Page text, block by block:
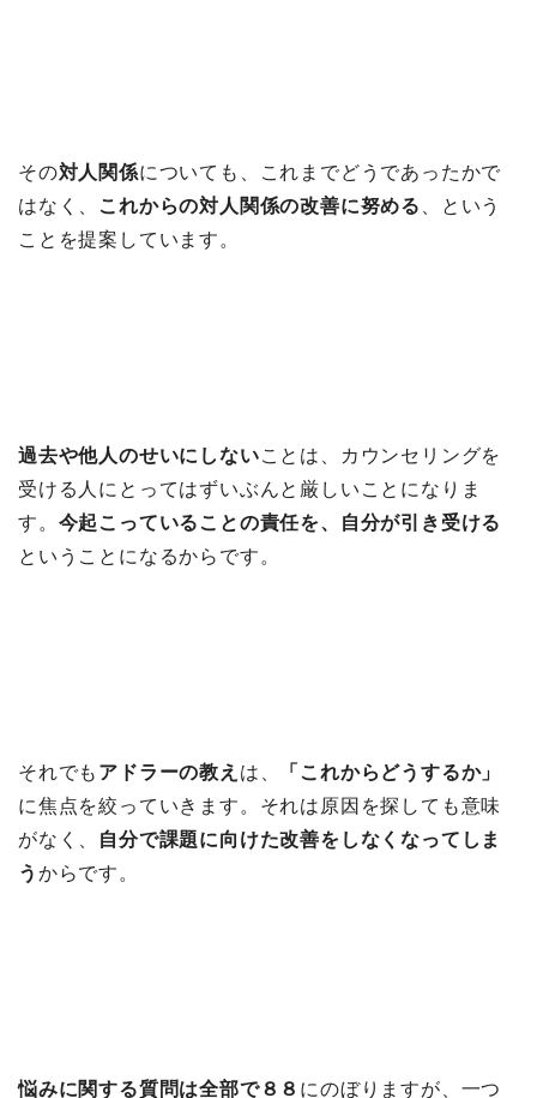
その対人関係についても、これまでどうであったかで
はなく、
これからの対人関係の改善に努める
、という
ことを提案しています。
過去や他人のせいにしないことは、カウンセリングを
受ける人にとってはずいぶんと厳しいことになりま
す。 今起こっていることの責任を、自分が引き受ける
ということになるからです。
それでも アドラーの教え は、
「これからどうするか」
に焦点を絞っていきます。それは原因を探しても意味
がなく、
自分で課題に向けた改善をしなくなってしま
う からです。
悩みに関する質問は全部で８８ にのぼりますが、一つ